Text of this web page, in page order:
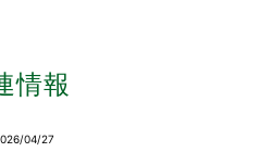
情報
04/27